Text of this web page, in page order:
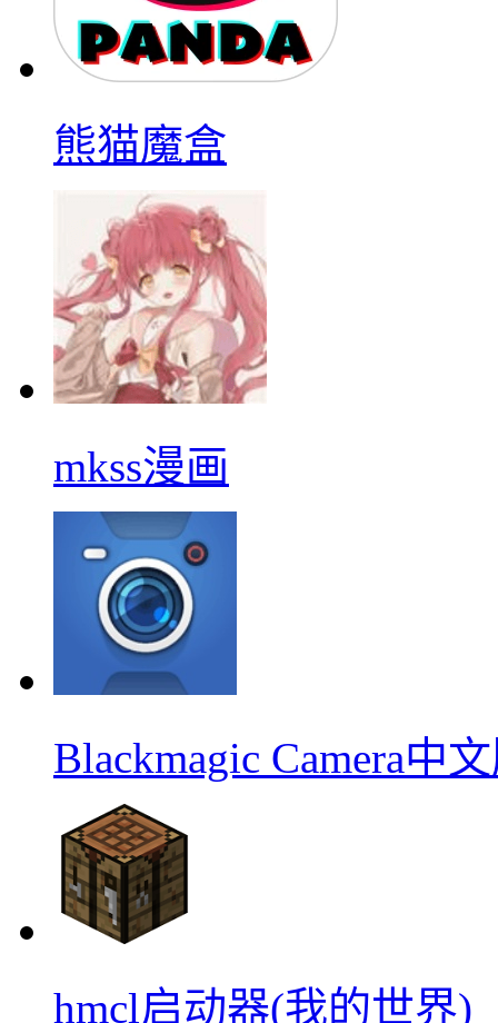
熊猫魔盒
mkss漫画
Blackmagic Camera中
hmcl启动器(我的世界)